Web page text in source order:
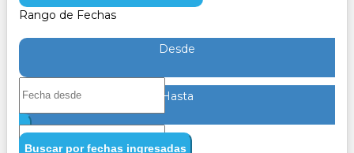
Rango de Fechas
Desde
Hasta
Buscar por fechas ingresadas